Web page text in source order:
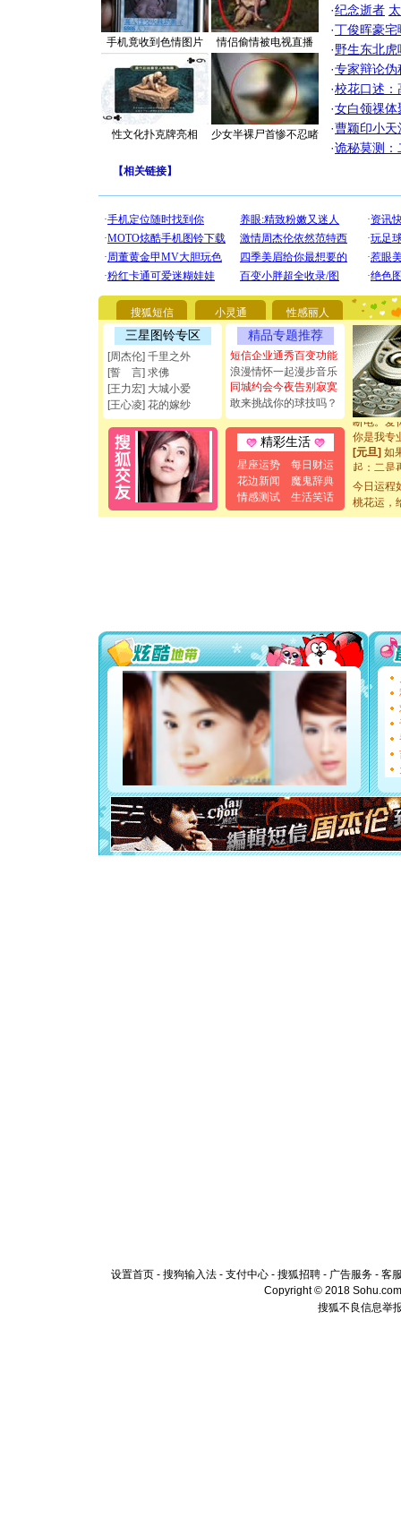
手机竟收到色情图片 情侣偷情被电视直播
性文化扑克牌亮相 少女半裸尸首惨不忍睹
·纪念逝者
·丁俊晖豪
·野生东北
·专家辩论伪
·校花口述：
·女白领祼体
·曹颖印小天
·诡秘莫测：
【相关链接】
搜狐短信 小灵通 性感丽人
三星图铃专区
[周杰伦] 千里之外
[誓 言] 求佛
[王力宏] 大城小爱
[王心凌] 花的嫁纱
精品专题推荐
短信企业通秀百变功能
浪漫情怀一起漫步音乐
同城约会今夜告别寂寞
敢来挑战你的球技吗？
精彩生活
星座运势
每日财运
花边新闻
魔鬼辞典
情感测试
生活笑话
[圣诞节]
你太多，
要平安
[圣诞节]
能正大光
都要快乐
[圣诞节]
如意,快
[元旦]看
断电。爱
你是我专
[元旦]如
起；二是
[元旦]当
泣，这痛
[圣诞节]
你太多，
要平安
[圣诞节]
能正大
都要快乐
[圣诞节]
如意,快
[元旦]
看
断电。
你是我
[元旦]如
起；二是
离。水晶
[元旦]当
泣，这痛
今日运程
桃花运，
设置首页 - 搜狗输入法 - 支付中心 - 搜狐招聘 - 广告服务 - 客
Copyright © 2018
搜狐不良信息举